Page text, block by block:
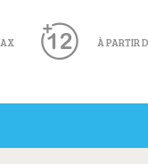
À PARTIR